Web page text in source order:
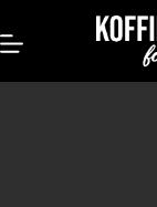
artikel